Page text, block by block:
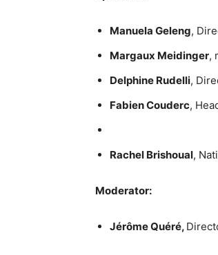
Manuela Geleng,
Margaux Meidinger,
Delphine Rudelli,
Fabien Couderc,
Rachel Brishoual,
Moderator:
Jérôme Quéré,